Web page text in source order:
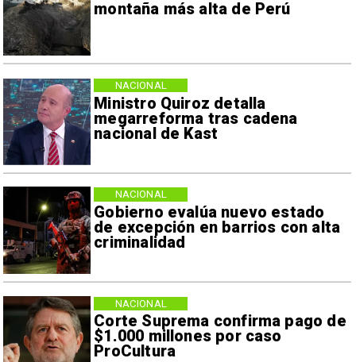
montaña más alta de Perú
Ministro Quiroz detalla
megarreforma tras cadena
nacional de Kast
NACIONAL
Gobierno evalúa nuevo estado
de excepción en barrios con alta
criminalidad
NACIONAL
Corte Suprema confirma pago de
$1.000 millones por caso
ProCultura
NACIONAL